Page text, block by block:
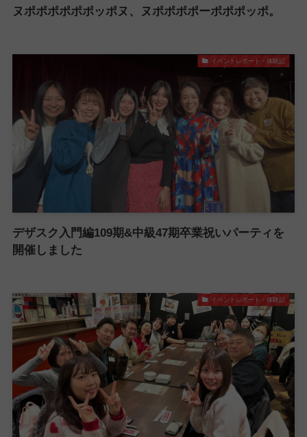
ヌポポポポポポッポヌ、ヌポポポポーポポポッポ。
イベントレポート・体験記
デザスク入門編109期&中級47期卒業祝いパーティを
開催しました
イベントレポート・体験記